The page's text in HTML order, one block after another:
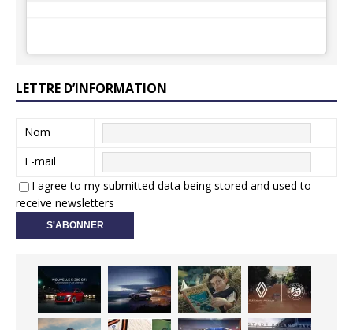
LETTRE D’INFORMATION
Nom
E-mail
I agree to my submitted data being stored and used to
receive newsletters